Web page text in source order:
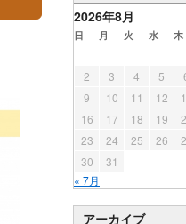
2026年8月
日 月 火 水 木
« 7月
2
3 4 5
9
10 11 12
16
17 18 19
23
24 25 26
30
31
アーカイブ